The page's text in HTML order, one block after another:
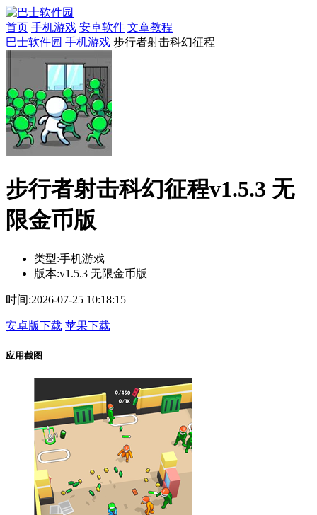
首页 手机游戏 安卓软件 文章教程
巴士软件园 手机游戏 步行者射击科幻征程
步行者射击科幻征程v1.5.3 无
限金币版
类型:手机游戏
版本:v1.5.3 无限金币版
时间:2026-07-25 10:18:15
安卓版下载 苹果下载
应用截图